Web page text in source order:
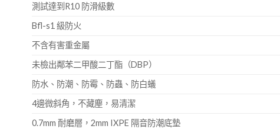
測試達到R10 防滑級數
Bfl-s1 級防火
不含有害重金屬
未檢出鄰苯二甲酸二丁酯（DBP）
防水、防潮、防霉、防蟲、防白蟻
4邊微斜角，不藏塵，易清潔
0.7mm 耐磨層，2mm IXPE 隔音防潮底墊